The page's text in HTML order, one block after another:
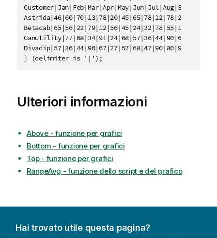
Astrida|46|60|70|13|78|20|45|65|78|12|78|22
Betacab|65|56|22|79|12|56|45|24|32|78|55|15
Canutility|77|68|34|91|24|68|57|36|44|90|67|27
Divadip|57|36|44|90|67|27|57|68|47|90|80|94
] (delimiter is '|');
Ulteriori informazioni
Above - funzione per grafici
Bottom - funzione per grafici
Top - funzione per grafici
RangeAvg - funzione dello script e del grafico
Hai trovato utile questa pagina?